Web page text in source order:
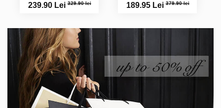
239.90 Lei329.90 lei 189.95 Lei379.90 lei